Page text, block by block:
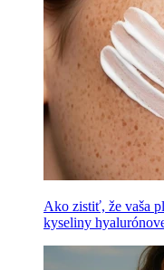
Ako zistiť, že vaša
kyseliny